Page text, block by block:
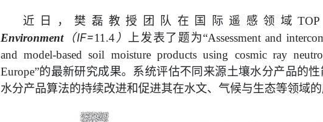
近日，樊磊教授团队在国际遥感领域TOP
Environment（IF=11.4） 上发表了题为“Assessment and
and model-based soil moisture products using cosmic ray
Europe”的最新研究成果。系统评估不同来源土壤水分产品的
水分产品算法的持续改进和促进其在水文、气候与生态等领域的